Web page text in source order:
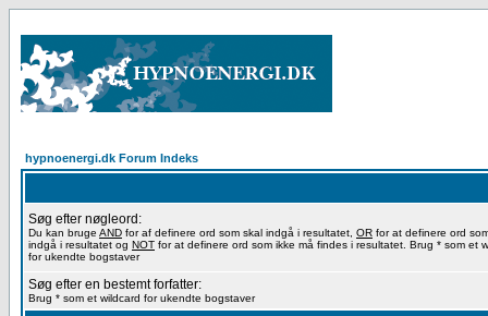
hypnoenergi.dk Forum Indeks
Søg efter nøgleord:
Du kan bruge AND for af definere ord som skal indgå i resultatet, OR for at definere ord
indgå i resultatet og NOT for at definere ord som ikke må findes i resultatet. Brug * som et
for ukendte bogstaver
Søg efter en bestemt forfatter:
Brug * som et wildcard for ukendte bogstaver